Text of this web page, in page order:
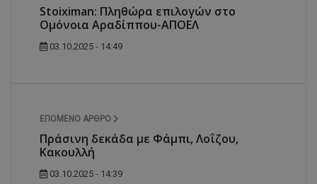
Stoiximan: Πληθώρα επιλογών στο
Ομόνοια Αραδίππου-ΑΠΟΕΛ
03.10.2025 - 14:49
ΕΠΌΜΕΝΟ ΆΡΘΡΟ
Πράσινη δεκάδα με Φάμπι, Λοΐζου,
Κακουλλή
03.10.2025 - 14:39